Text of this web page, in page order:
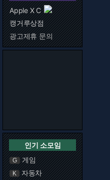
Apple X C
캥거루상점
광고제휴 문의
인기 소모임
G 게임
K 자동차